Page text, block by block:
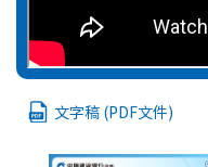
文字稿 (PDF文件)